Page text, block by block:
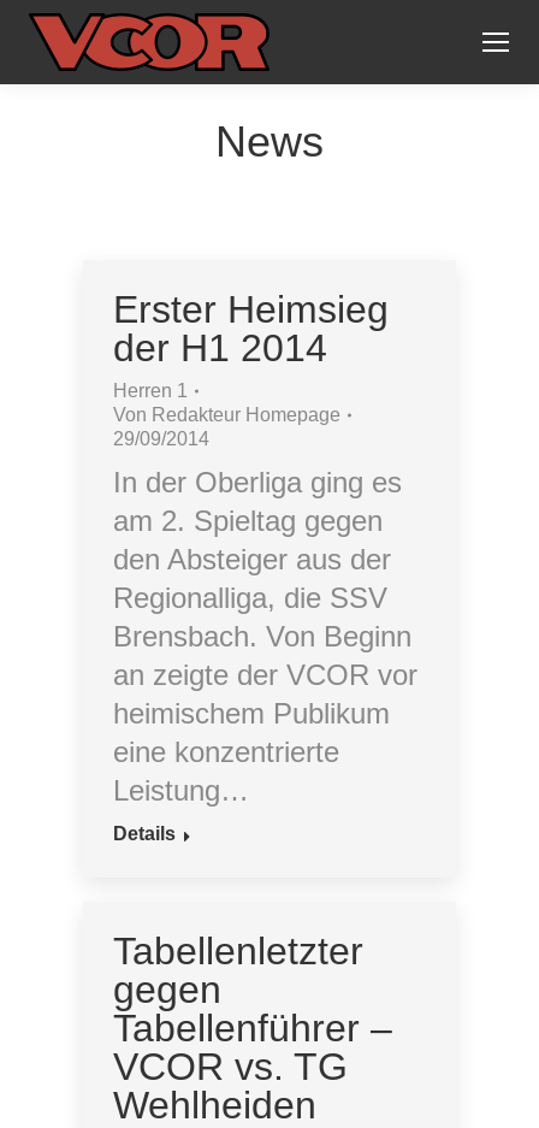
News
Erster Heimsieg
der H1 2014
Herren 1
Von Redakteur Homepage
29/09/2014
In der Oberliga ging es
am 2. Spieltag gegen
den Absteiger aus der
Regionalliga, die SSV
Brensbach. Von Beginn
an zeigte der VCOR vor
heimischem Publikum
eine konzentrierte
Leistung…
Details
Tabellenletzter
gegen
Tabellenführer –
VCOR vs. TG
Wehlheiden